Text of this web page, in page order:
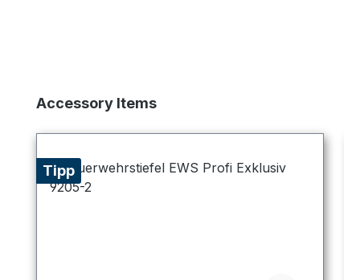
Produktgalerie überspringen
Accessory Items
Tipp